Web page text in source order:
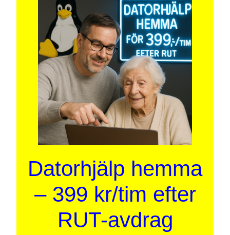
Datorhjälp hemma
– 399 kr/tim efter
RUT-avdrag